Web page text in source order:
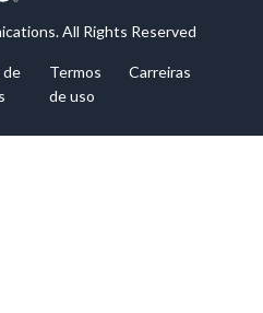
All Rights Reserved
de
Termos
de uso
Carreiras